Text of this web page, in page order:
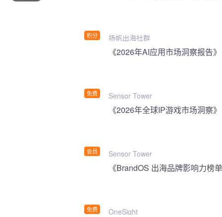
积分 扬帆出海社群
免费
《2026年AI应用市场洞察报告》
Sensor Tower
会员
《2026年全球IP游戏市场洞察》
Sensor Tower
免费
《BrandOS 出海品牌影响力榜
OneSight